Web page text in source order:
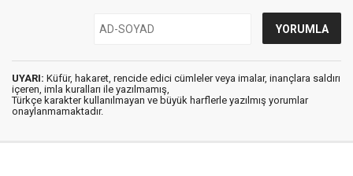
UYARI: Küfür, hakaret, rencide edici cümleler veya imalar, inançlara saldırı
içeren, imla kuralları ile yazılmamış,
Türkçe karakter kullanılmayan ve büyük harflerle yazılmış yorumlar
onaylanmamaktadır.